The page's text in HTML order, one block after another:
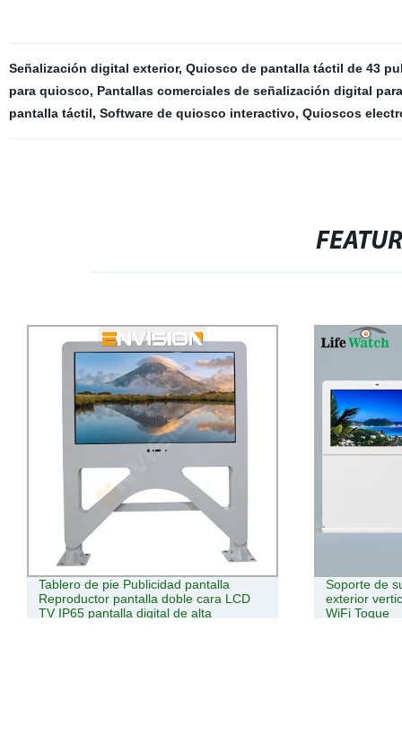
Señalización digital exterior, Quiosco de pantalla táctil de 43
para quiosco, Pantallas comerciales de señalización digital
pantalla táctil, Software de quiosco interactivo, Quioscos
Soporte de suelo de 55 pulgadas para
exterior vertical Digital Signage Totem
WiFi Toque
55 pulgadas
agua el
reproductor